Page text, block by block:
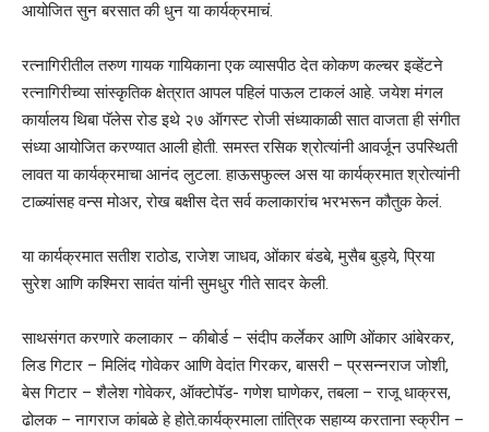
आयोजित सुन बरसात की धुन या कार्यक्रमाचं.
रत्नागिरीतील तरुण गायक गायिकाना एक व्यासपीठ देत कोकण कल्चर इव्हेंटने
रत्नागिरीच्या सांस्कृतिक क्षेत्रात आपल पहिलं पाऊल टाकलं आहे. जयेश मंगल
कार्यालय थिबा पॅलेस रोड इथे २७ ऑगस्ट रोजी संध्याकाळी सात वाजता ही संगीत
संध्या आयोजित करण्यात आली होती. समस्त रसिक श्रोत्यांनी आवर्जून उपस्थिती
लावत या कार्यक्रमाचा आनंद लुटला. हाऊसफुल्ल अस या कार्यक्रमात श्रोत्यांनी
टाळ्यांसह वन्स मोअर, रोख बक्षीस देत सर्व कलाकारांच भरभरून कौतुक केलं.
या कार्यक्रमात सतीश राठोड, राजेश जाधव, ओंकार बंडबे, मुसैब बुड्ये, प्रिया
सुरेश आणि कश्मिरा सावंत यांनी सुमधुर गीते सादर केली.
साथसंगत करणारे कलाकार – कीबोर्ड – संदीप कर्लेकर आणि ओंकार आंबेरकर,
लिड गिटार – मिलिंद गोवेकर आणि वेदांत गिरकर, बासरी – प्रसन्नराज जोशी,
बेस गिटार – शैलेश गोवेकर, ऑक्टोपॅड- गणेश घाणेकर, तबला – राजू धाक्रस,
ढोलक – नागराज कांबळे हे होते.कार्यक्रमाला तांत्रिक सहाय्य करताना स्क्रीन –